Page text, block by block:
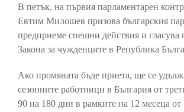
В петък, на първия парламентарен
Евтим Милошев призова българския
предприеме спешни действия и гласува
Закона за чужденците в Република
Ако промяната бъде приета, ще се
сезонните работници в България от
90 на 180 дни в рамките на 12 месеца от